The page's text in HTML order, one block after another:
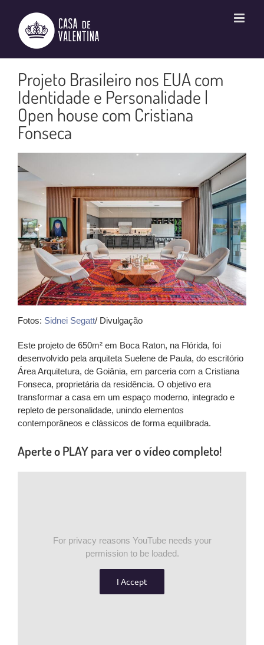
conteúdo
Projeto Brasileiro nos EUA com
Identidade e Personalidade |
Open house com Cristiana
Fonseca
Fotos: Sidnei Segatt/ Divulgação
Este projeto de 650m² em Boca Raton, na Flórida, foi
desenvolvido pela arquiteta Suelene de Paula, do escritório
Área Arquitetura, de Goiânia, em parceria com a Cristiana
Fonseca, proprietária da residência. O objetivo era
transformar a casa em um espaço moderno, integrado e
repleto de personalidade, unindo elementos
contemporâneos e clássicos de forma equilibrada.
Aperte o PLAY para ver o vídeo completo!
For privacy reasons YouTube needs your
permission to be loaded.
I Accept